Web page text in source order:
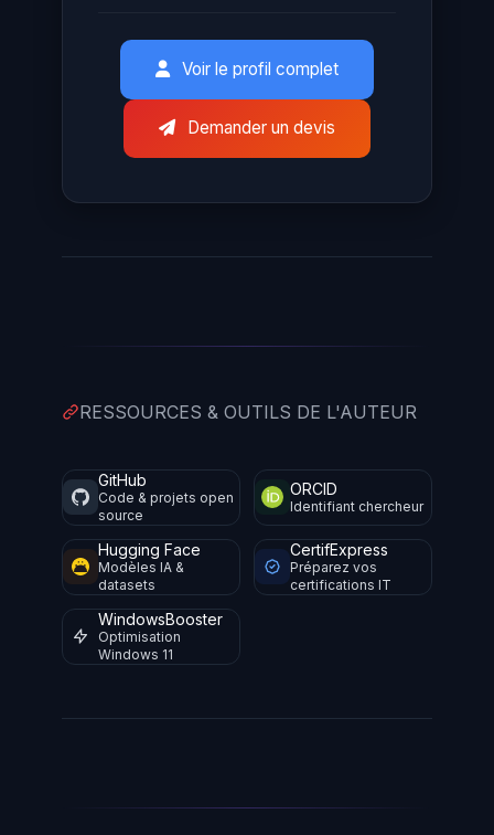
Voir le profil complet
Demander un devis
RESSOURCES & OUTILS DE L'AUTEUR
GitHub
Code & projets open
source
ORCID
Identifiant chercheur
Hugging Face
Modèles IA &
datasets
CertifExpress
Préparez vos
certifications IT
WindowsBooster
Optimisation
Windows 11